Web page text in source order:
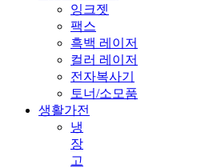
잉크젯
팩스
흑백 레이저
컬러 레이저
전자복사기
토너/소모품
생활가전
냉
장
고